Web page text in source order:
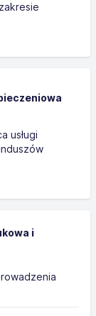
usługi
i